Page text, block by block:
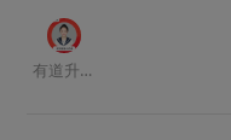
有道升学规划师